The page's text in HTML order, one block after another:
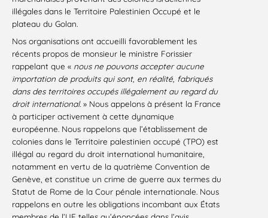
illégales dans le Territoire Palestinien Occupé et le
plateau du Golan.
Nos organisations ont accueilli favorablement les
récents propos de monsieur le ministre Forissier
rappelant que « nous ne pouvons accepter aucune
importation de produits qui sont, en réalité, fabriqués
dans des territoires occupés illégalement au regard du
droit international. » Nous appelons à présent la France
à participer activement à cette dynamique
européenne. Nous rappelons que l’établissement de
colonies dans le Territoire palestinien occupé (TPO) est
illégal au regard du droit international humanitaire,
notamment en vertu de la quatrième Convention de
Genève, et constitue un crime de guerre aux termes du
Statut de Rome de la Cour pénale internationale. Nous
rappelons en outre les obligations incombant aux États